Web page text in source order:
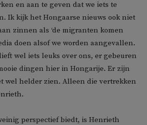
en aan te geven dat we iets te
Ik kijk het Hongaarse nieuws ook niet
zinnen als ‘de migranten komen
doen alsof we worden aangevallen.
wel iets leuks over ons, er gebeuren
dingen hier in Hongarije. Er zijn
wel helder zien. Alleen die vertrekken
perspectief biedt, is Henrieth